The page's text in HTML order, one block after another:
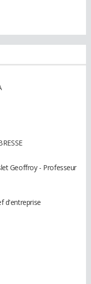
Geoffroy - Professeur
d'entreprise